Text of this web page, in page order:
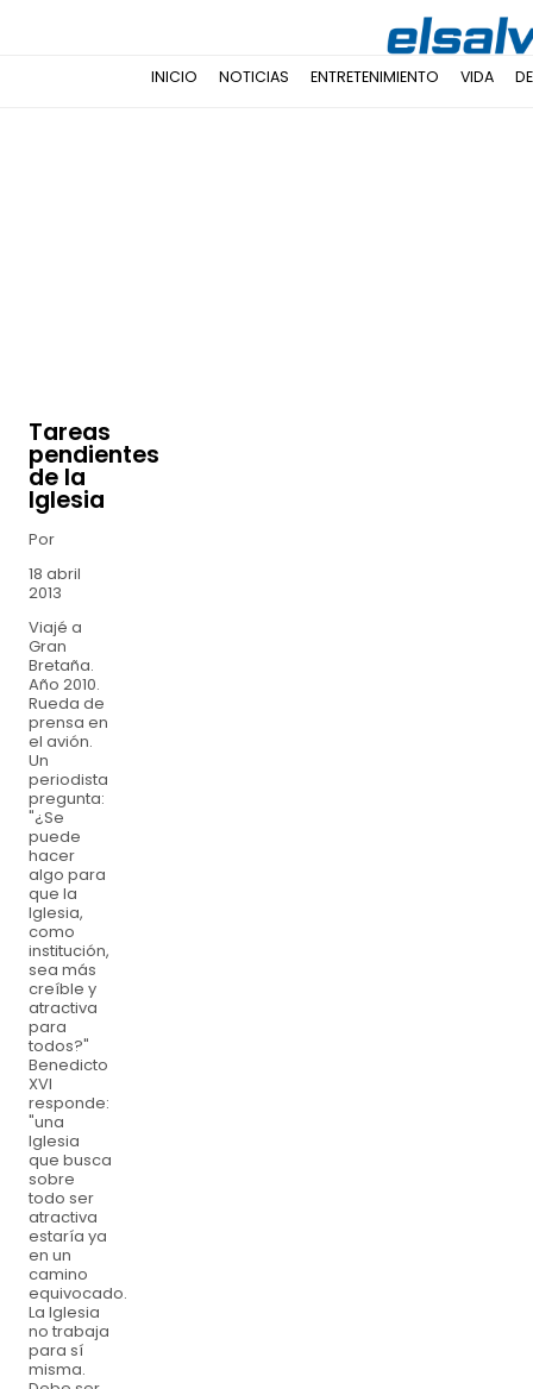
INICIO NOTICIAS ENTRETENIMIENTO VIDA
Tareas
pendientes
de la
Iglesia
Por
18 abril
2013
Viajé a
Gran
Bretaña.
Año 2010.
Rueda de
prensa en
el avión.
Un
periodista
pregunta:
"¿Se
puede
hacer
algo para
que la
Iglesia,
como
institución,
sea más
creíble y
atractiva
para
todos?"
Benedicto
XVI
responde:
"una
Iglesia
que busca
sobre
todo ser
atractiva
estaría ya
en un
camino
equivocado.
La Iglesia
no trabaja
para sí
misma.